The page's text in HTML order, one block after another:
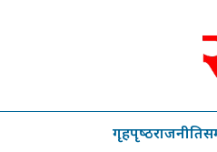
गृहपृष्‍ठराजनीति